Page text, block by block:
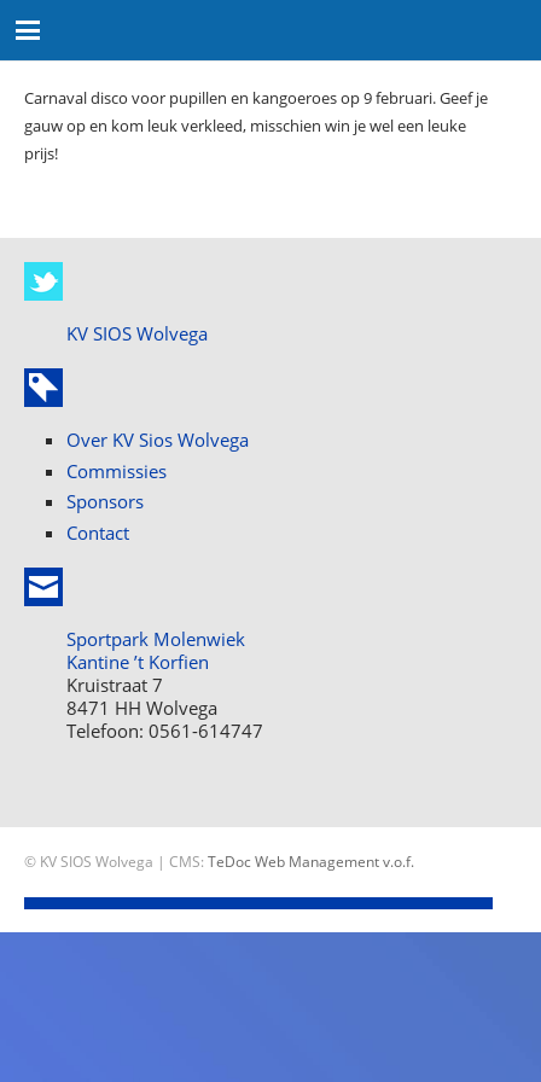
Carnaval disco voor pupillen en kangoeroes op 9 februari. Geef je
gauw op en kom leuk verkleed, misschien win je wel een leuke
prijs!
KV SIOS Wolvega
Over KV Sios Wolvega
Commissies
Sponsors
Contact
Sportpark Molenwiek
Kantine ’t Korfien
Kruistraat 7
8471 HH Wolvega
Telefoon: 0561-614747
© KV SIOS Wolvega | CMS: TeDoc Web Management v.o.f.